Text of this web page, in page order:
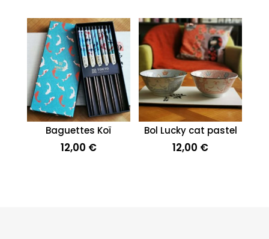
initial
était :
20,00 €.
actuel
est :
16,00 €.
était :
42,00 €.
est :
30,00
Baguettes Koï
12,00 €
Bol Lucky cat pastel
12,00 €